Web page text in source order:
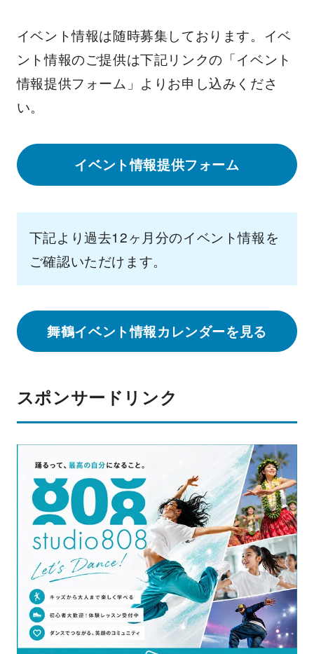
イベント情報は随時募集しております。イベ
ント情報のご提供は下記リンクの「イベント
情報提供フォーム」よりお申し込みくださ
い。
イベント情報提供フォーム
下記より過去12ヶ月分のイベント情報を
ご確認いただけます。
舞鶴イベント情報カレンダーを見る
スポンサードリンク